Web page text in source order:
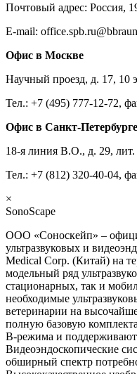
Почтовый адрес: Россия,
E-mail:
Офис в Москве
Научный проезд, д. 17, 10
Тел.: +7 (495) 777-12-72,
Офис в Санкт-Петербурге
18-я линия В.О., д. 29, лит.
Тел.: +7 (812) 320-40-04,
×
SonoScape
ООО «Соноскейп» –
ультразвуковых и
Medical Corp. (Китай) на
модельный ряд
стационарных, так и
необходимые
ветеринарии на
полную базовую
В-режима и
Видеоэндоскопические
обширный спектр